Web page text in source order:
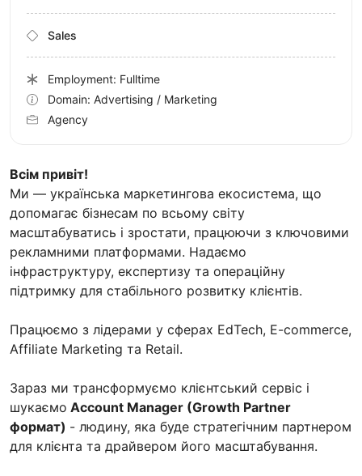
Всім привіт!
Ми — українська маркетингова екосистема, що
допомагає бізнесам по всьому світу
масштабуватись і зростати, працюючи з ключовими
рекламними платформами. Надаємо
інфраструктуру, експертизу та операційну
підтримку для стабільного розвитку клієнтів.
Працюємо з лідерами у сферах EdTech, E-commerce,
Affiliate Marketing та Retail.
Зараз ми трансформуємо клієнтський сервіс і
шукаємо Account Manager (Growth Partner
формат) - людину, яка буде стратегічним партнером
для клієнта та драйвером його масштабування.
Sales
Employment: Fulltime
Domain: Advertising / Marketing
Agency